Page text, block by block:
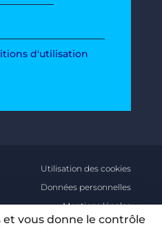
d'utilisation
Utilisation des cookies
Données personnelles
Mentions légales
générales d’utilisations
et vous donne le contrôle